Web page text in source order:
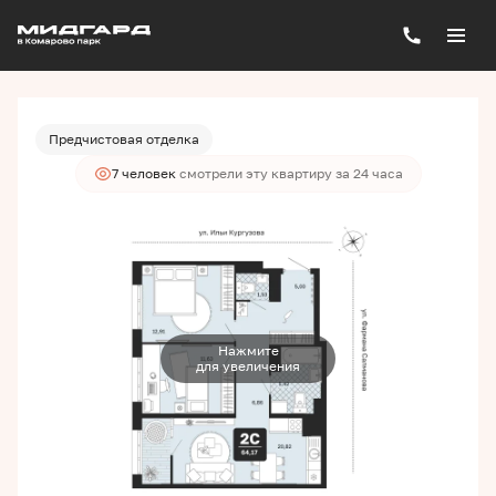
2-комнатная 7 640 000 руб.
Ипотекаот 20 585 руб./мес.
Предчистовая отделка
7 человек смотрели эту квартиру за 24 часа
Нажмите
для увеличения